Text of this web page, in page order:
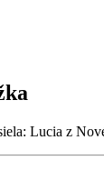
Lucia z